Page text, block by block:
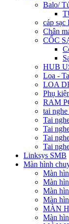
Balo/
cáp sạc
Chân
CỐC
HUB
Loa -
LOA
Phụ
RAM
tai
Tai
Tai
Tai
Tai
Linksys SMB
Màn hình
Màn
Màn
Màn
Màn
MÀN
Màn